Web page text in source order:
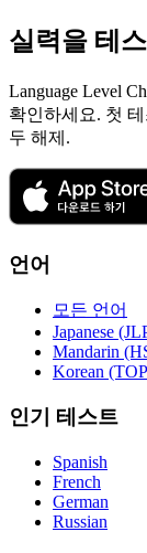
실력을 테
Language Level
확인하세요. 첫
두 해제.
언어
모든 언어
Japanese
Mandarin
Korean
인기 테스트
Spanish
French
German
Russian